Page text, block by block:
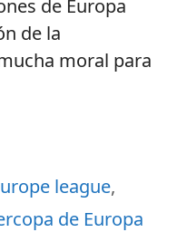
de Europa
de la
moral para
league,
de Europa